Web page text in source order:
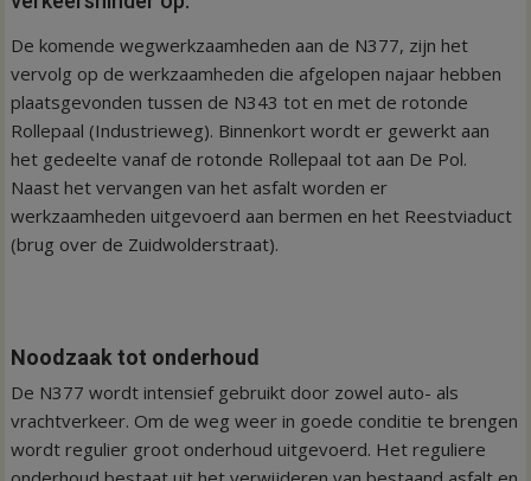
De komende wegwerkzaamheden aan de N377, zijn het
vervolg op de werkzaamheden die afgelopen najaar hebben
plaatsgevonden tussen de N343 tot en met de rotonde
Rollepaal (Industrieweg). Binnenkort wordt er gewerkt aan
het gedeelte vanaf de rotonde Rollepaal tot aan De Pol.
Naast het vervangen van het asfalt worden er
werkzaamheden uitgevoerd aan bermen en het Reestviaduct
(brug over de Zuidwolderstraat).
Noodzaak tot onderhoud
De N377 wordt intensief gebruikt door zowel auto- als
vrachtverkeer. Om de weg weer in goede conditie te brengen
wordt regulier groot onderhoud uitgevoerd. Het reguliere